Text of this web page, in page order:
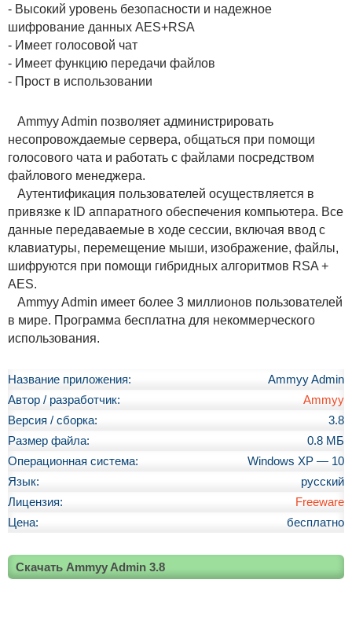
- Высокий уровень безопасности и надежное
шифрование данных AES+RSA
- Имеет голосовой чат
- Имеет функцию передачи файлов
- Прост в использовании
Ammyy Admin позволяет администрировать
несопровождаемые сервера, общаться при помощи
голосового чата и работать с файлами посредством
файлового менеджера.
Аутентификация пользователей осуществляется в
привязке к ID аппаратного обеспечения компьютера. Все
данные передаваемые в ходе сессии, включая ввод с
клавиатуры, перемещение мыши, изображение, файлы,
шифруются при помощи гибридных алгоритмов RSA +
AES.
Ammyy Admin имеет более 3 миллионов пользователей
в мире. Программа бесплатна для некоммерческого
использования.
Название приложения:
Ammyy Admin
Автор / разработчик:
Ammyy
Версия / сборка:
3.8
Размер файла:
0.8 МБ
Операционная система:
Windows XP — 10
Язык:
русский
Лицензия:
Freeware
Цена:
бесплатно
Скачать Ammyy Admin 3.8